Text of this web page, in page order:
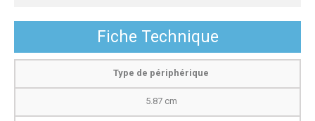
Fiche Technique
Type de périphérique
5.87 cm